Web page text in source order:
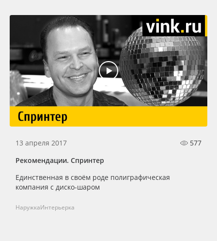
13 апреля 2017
577
Рекомендации. Спринтер
Единственная в своём роде полиграфическая
компания с диско-шаром
НаружкаИнтерьерка